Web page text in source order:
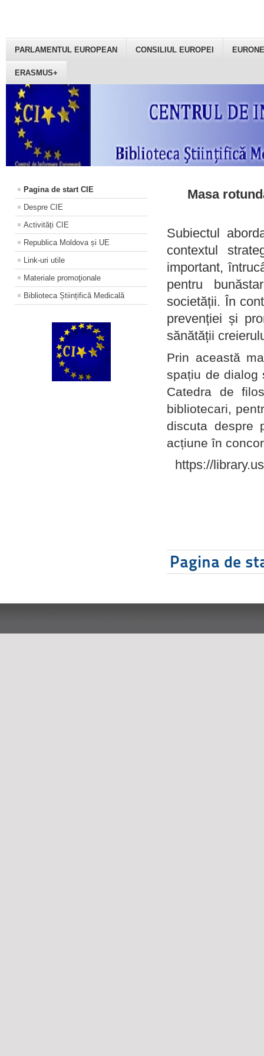
PARLAMENTUL EUROPEAN CONSILIUL EUROPEI
ERASMUS+
Pagina de start CIE
Despre CIE
Activități CIE
Republica Moldova și UE
Link-uri utile
Materiale promoţionale
Biblioteca Științifică Medicală
Masa
Subiectul
contextul
important,
pentru
societății. În
prevenției și
sănătății
Prin această
spațiu de dialog
Catedra de
bibliotecari,
discuta despre
acțiune în
https://
Pagina de